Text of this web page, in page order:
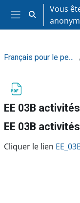
Passer au contenu
Panneau latéral
Activer/
Vous
Français pour le personnel en éducation à l'enfance
EE 03B
EE 03B
Conditions
Cliquer le lien